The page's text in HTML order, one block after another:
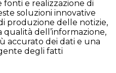
e realizzazione di
soluzioni innovative
produzione delle notizie,
dell’informazione,
accurato dei dati e una
degli fatti